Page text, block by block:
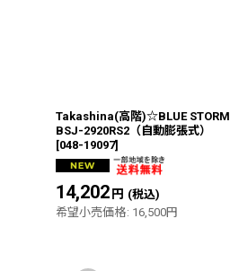
Takashina(高階)☆BLUE STORM
BSJ-2920RS2（自動膨張式）
[048-19097]
14,202円 (税込)
希望小売価格: 16,500円